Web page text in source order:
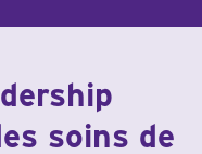
soins de